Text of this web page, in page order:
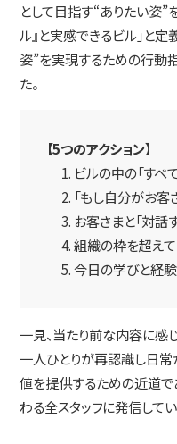
として目指す“ありたい姿”
ル』と実感できるビル」と定
姿”を実現するための行動
た。
【5つのアクション】
ビルの中の「すべ
「もし自分がお客
お客さまと「対話
組織の枠を超えて
今日の学びと経験
一見、当たり前な内容に感
一人ひとりが再認識し日常
値を提供するための近道
わる全スタッフに発信してい